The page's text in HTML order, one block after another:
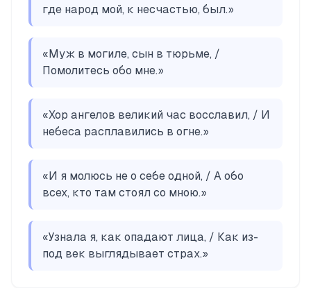
где народ мой, к несчастью, был.»
«Муж в могиле, сын в тюрьме, /
Помолитесь обо мне.»
«Хор ангелов великий час восславил, / И
небеса расплавились в огне.»
«И я молюсь не о себе одной, / А обо
всех, кто там стоял со мною.»
«Узнала я, как опадают лица, / Как из-
под век выглядывает страх.»